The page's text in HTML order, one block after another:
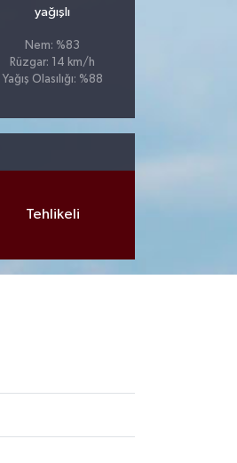
yağışlı
Nem: %83
Rüzgar: 14 km/h
Yağış Olasılığı: %88
Tehlikeli